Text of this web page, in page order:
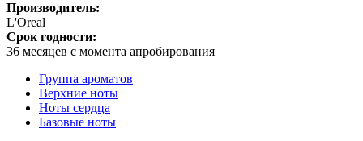
Производитель:
L'Oreal
Срок годности:
36 месяцев с момента апробирования
Группа ароматов
Верхние ноты
Ноты сердца
Базовые ноты